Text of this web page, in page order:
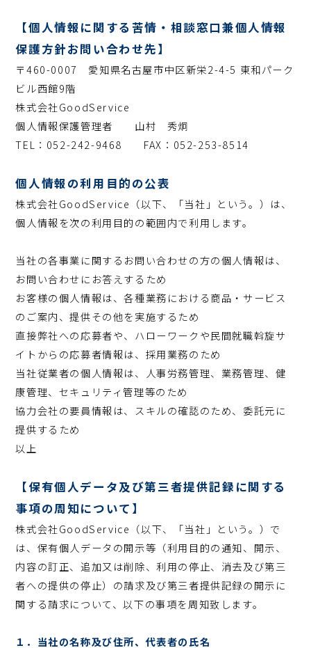
【個人情報に関する苦情・相談窓口兼個人情報
保護方針お問い合わせ先】
〒460-0007 愛知県名古屋市中区新栄2-4-5 東和パーク
ビル西館9階
株式会社GoodService
個人情報保護管理者 山村 秀炯
TEL：052-242-9468 FAX：052-253-8514
個人情報の利用目的の公表
株式会社GoodService（以下、「当社」という。）は、
個人情報を次の利用目的の範囲内で利用します。
当社の各事業に関するお問い合わせの方の個人情報は、
お問い合わせにお答えするため
お客様の個人情報は、各種業務における商品・サービス
のご案内、提供その他を実施するため
直接弊社への応募者や、ハローワークや民間就職斡旋サ
イトからの応募者情報は、採用業務のため
当社従業者の個人情報は、人事労務管理、業務管理、健
康管理、セキュリティ管理等のため
協力会社の要員情報は、スキルの確認のため、委託元に
提供するため
以上
【保有個人データ及び第三者提供記録に関する
事項の周知について】
株式会社GoodService（以下、「当社」という。）で
は、保有個人データの開示等（利用目的の通知、開示、
内容の訂正、追加又は削除、利用の停止、消去及び第三
者への提供の停止）の請求及び第三者提供記録の開示に
関する請求について、以下の事項を周知致します。
１．当社の名称及び住所、代表者の氏名